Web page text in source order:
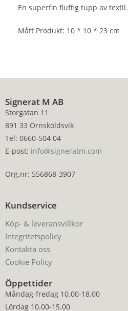
En superfin fluffig tupp av textil.
Mått Produkt: 10 * 10 * 23 cm
Signerat M AB
Storgatan 11
891 33 Örnsköldsvik
Tel: 0660-504 04
E-post: info@signeratm.com
Org.nr: 556868-3907
Kundservice
Köp- & leveransvillkor
Integritetspolicy
Kontakta oss
Cookie Policy
Öppettider
Måndag-fredag 10.00-18.00
Lördag 10.00-15.00